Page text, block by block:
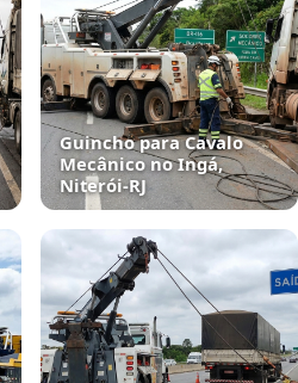
Guincho para Cavalo
Mecânico no Ingá,
Niterói‑RJ